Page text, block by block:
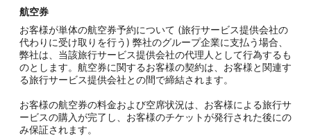
航空券
お客様が単体の航空券予約について (旅行サービス提供会社の
代わりに受け取りを行う) 弊社のグループ企業に支払う場合、
弊社は、当該旅行サービス提供会社の代理人として行為するも
のとします。航空券に関するお客様の契約は、お客様と関連す
る旅行サービス提供会社との間で締結されます。
お客様の航空券の料金および空席状況は、お客様による旅行サ
ービスの購入が完了し、お客様のチケットが発行された後にの
み保証されます。